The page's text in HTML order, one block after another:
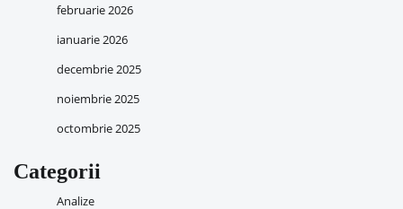
februarie 2026
ianuarie 2026
decembrie 2025
noiembrie 2025
octombrie 2025
Categorii
Analize